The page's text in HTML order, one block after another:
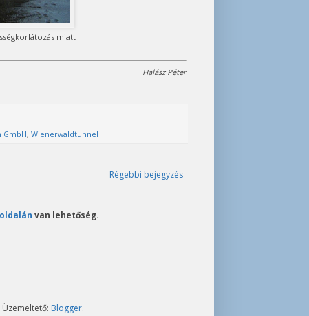
miatt
Halász Péter
GmbH, Wienerwaldtunnel
Régebbi bejegyzés
van lehetőség.
Blogger.